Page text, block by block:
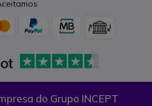
do Grupo INCEPT